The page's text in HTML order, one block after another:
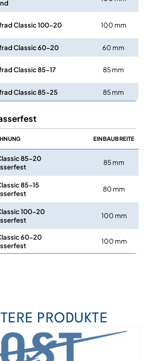
Classic 100-20 100 mm
Classic 60-20 60 mm
Classic 85-17 85 mm
Classic 85-25 85 mm
EINBAUBREITE
85-20
85 mm
85-15
80 mm
100-20
100 mm
60-20
100 mm
PRODUKTE